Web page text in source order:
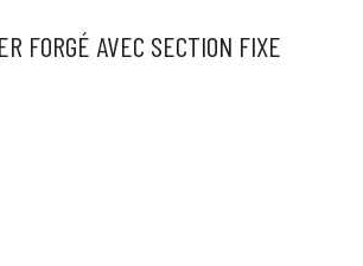
FORGÉ AVEC SECTION FIXE